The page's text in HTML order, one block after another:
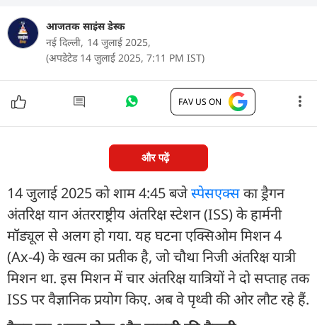
आजतक साइंस डेस्क
नई दिल्ली, 14 जुलाई 2025,
(अपडेटेड 14 जुलाई 2025, 7:11 PM IST)
FAV US ON
और पढ़ें
14 जुलाई 2025 को शाम 4:45 बजेस्पेसएक्सका ड्रैगन
अंतरिक्ष यान अंतरराष्ट्रीय अंतरिक्ष स्टेशन (ISS) के हार्मनी
मॉड्यूल से अलग हो गया. यह घटना एक्सिओम मिशन 4
(Ax-4) के खत्म का प्रतीक है, जो चौथा निजी अंतरिक्ष यात्री
मिशन था. इस मिशन में चार अंतरिक्ष यात्रियों ने दो सप्ताह तक
ISS पर वैज्ञानिक प्रयोग किए. अब वे पृथ्वी की ओर लौट रहे हैं.